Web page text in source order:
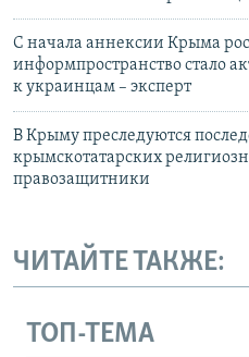
С начала аннексии Крыма
информпространство стало
к украинцам – эксперт
В Крыму преследуются
крымскотатарских
правозащитники
ЧИТАЙТЕ ТАКЖЕ:
ТОП-ТЕМА